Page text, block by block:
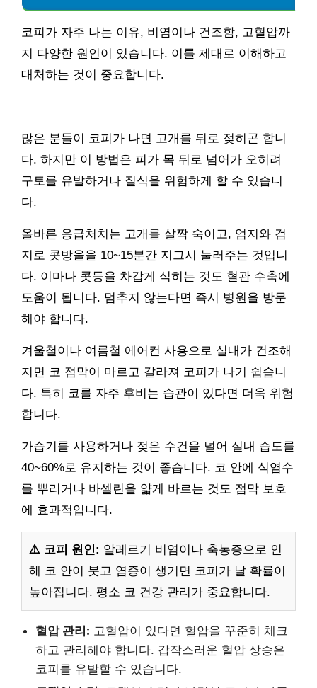
코피가 자주 나는 이유, 비염이나 건조함, 고혈압까
지 다양한 원인이 있습니다. 이를 제대로 이해하고
대처하는 것이 중요합니다.
많은 분들이 코피가 나면 고개를 뒤로 젖히곤 합니
다. 하지만 이 방법은 피가 목 뒤로 넘어가 오히려
구토를 유발하거나 질식을 위험하게 할 수 있습니
다.
올바른 응급처치는 고개를 살짝 숙이고, 엄지와 검
지로 콧방울을 10~15분간 지그시 눌러주는 것입니
다. 이마나 콧등을 차갑게 식히는 것도 혈관 수축에
도움이 됩니다. 멈추지 않는다면 즉시 병원을 방문
해야 합니다.
겨울철이나 여름철 에어컨 사용으로 실내가 건조해
지면 코 점막이 마르고 갈라져 코피가 나기 쉽습니
다. 특히 코를 자주 후비는 습관이 있다면 더욱 위험
합니다.
가습기를 사용하거나 젖은 수건을 널어 실내 습도를
40~60%로 유지하는 것이 좋습니다. 코 안에 식염수
를 뿌리거나 바셀린을 얇게 바르는 것도 점막 보호
에 효과적입니다.
⚠️ 코피 원인: 알레르기 비염이나 축농증으로 인
해 코 안이 붓고 염증이 생기면 코피가 날 확률이
높아집니다. 평소 코 건강 관리가 중요합니다.
혈압 관리: 고혈압이 있다면 혈압을 꾸준히 체크
하고 관리해야 합니다. 갑작스러운 혈압 상승은
코피를 유발할 수 있습니다.